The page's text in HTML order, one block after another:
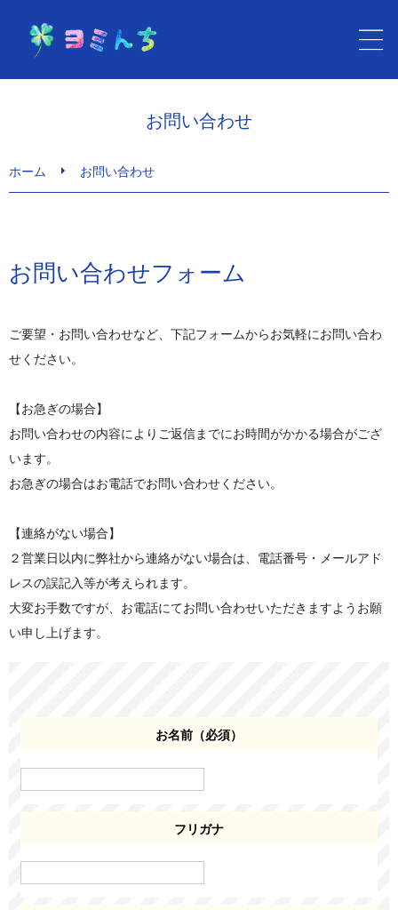
サービスのご利用・料金
お問い合わせ
ホーム お問い合わせ
お問い合わせフォーム
ご要望・お問い合わせなど、下記フォームからお気軽にお問い合わ
せください。
【お急ぎの場合】
お問い合わせの内容によりご返信までにお時間がかかる場合がござ
います。
お急ぎの場合はお電話でお問い合わせください。
【連絡がない場合】
２営業日以内に弊社から連絡がない場合は、電話番号・メールアド
レスの誤記入等が考えられます。
大変お手数ですが、お電話にてお問い合わせいただきますようお願
い申し上げます。
お名前（必須）
フリガナ